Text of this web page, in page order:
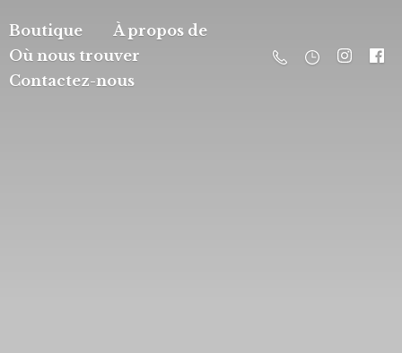
Boutique
À propos de
Où nous trouver
Contactez-nous